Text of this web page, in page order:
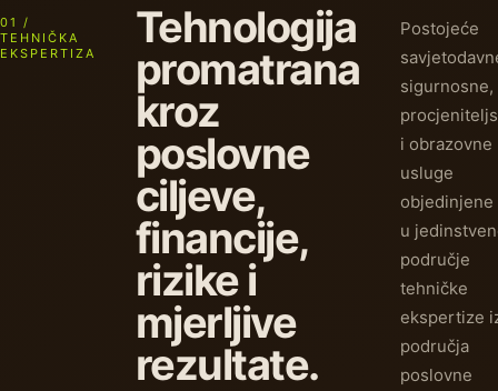
01 /
TEHNIČKA
EKSPERTIZA
Tehnologija
promatrana
kroz
poslovne
ciljeve,
financije,
rizike i
mjerljive
rezultate.
Postojeće
sigurnosne,
i obrazovne
usluge
objedinjene
u
područje
tehničke
ekspertize
područja
poslovne